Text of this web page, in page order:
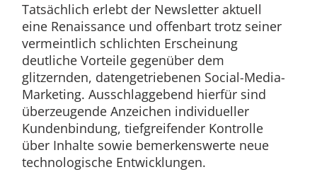
Tatsächlich erlebt der Newsletter aktuell
eine Renaissance und offenbart trotz seiner
vermeintlich schlichten Erscheinung
deutliche Vorteile gegenüber dem
glitzernden, datengetriebenen Social-Media-
Marketing. Ausschlaggebend hierfür sind
überzeugende Anzeichen individueller
Kundenbindung, tiefgreifender Kontrolle
über Inhalte sowie bemerkenswerte neue
technologische Entwicklungen.